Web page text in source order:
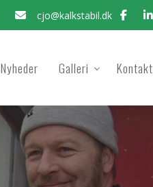
cjo@kalkstabil.dk
Nyheder Galleri Kontakt